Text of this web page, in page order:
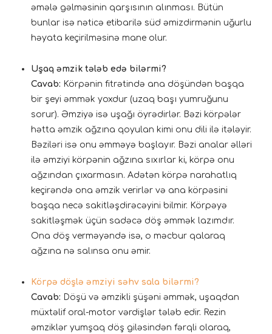
əmələ gəlməsinin qarşısının alınması. Bütün
bunlar isə nəticə etibarilə süd əmizdirmənin uğurlu
həyata keçirilməsinə mane olur.
Uşaq əmzik tələb edə bilərmi?
Cavab: Körpənin fitrətində ana döşündən başqa
bir şeyi əmmək yoxdur (uzaq başı yumruğunu
sorur). Əmziyə isə uşağı öyrədirlər. Bəzi körpələr
hətta əmzik ağzına qoyulan kimi onu dili ilə itələyir.
Bəziləri isə onu əmməyə başlayır. Bəzi analar əlləri
ilə əmziyi körpənin ağzına sıxırlar ki, körpə onu
ağzından çıxarmasın. Adətən körpə narahatlıq
keçirəndə ona əmzik verirlər və ana körpəsini
başqa necə sakitləşdirəcəyini bilmir. Körpəyə
sakitləşmək üçün sadəcə döş əmmək lazımdır.
Ona döş verməyəndə isə, o məcbur qalaraq
ağzına nə salınsa onu əmir.
Körpə döşlə əmziyi səhv sala bilərmi?
Cavab: Döşü və əmzikli şüşəni əmmək, uşaqdan
müxtəlif oral-motor vərdişlər tələb edir. Rezin
əmziklər yumşaq döş giləsindən fərqli olaraq,